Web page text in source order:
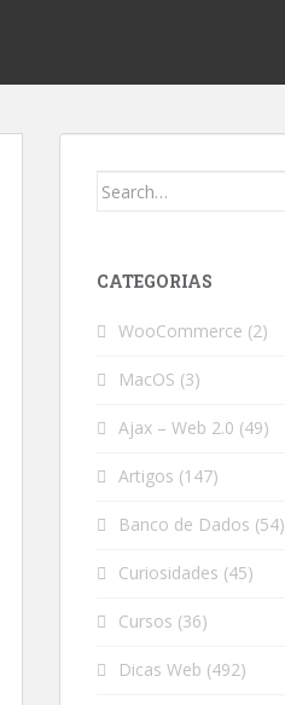
Search
CATEGORIAS
WooCommerce (2)
MacOS (3)
Ajax – Web 2.0 (49)
Artigos (147)
Banco de Dados (54)
Curiosidades (45)
Cursos (36)
Dicas Web (492)